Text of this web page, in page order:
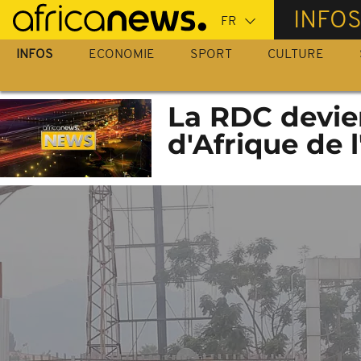
Passer
au
contenu
INFOS
INFOS ECONOMIE SPORT CULTURE
La RDC
d'Afrique de